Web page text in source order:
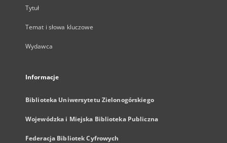
Tytuł
Temat i słowa kluczowe
Wydawca
Informacje
Biblioteka Uniwersytetu Zielonogórskiego
Wojewódzka i Miejska Biblioteka Publiczna
Federacja Bibliotek Cyfrowych